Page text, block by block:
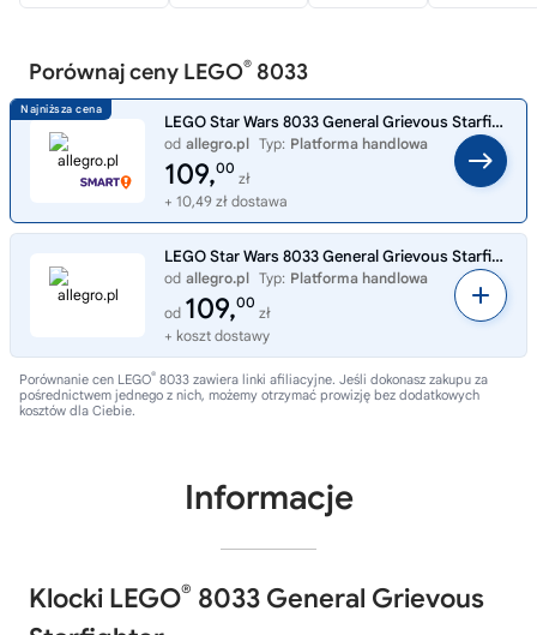
Porównaj ceny LEGO® 8033
LEGO Star Wars 8033 General Grievous Starfighter saszetka klocki statek
od allegro.pl Typ: Platforma handlowa
109,00
zł
+ 10,49 zł dostawa
LEGO Star Wars 8033 General Grievous Starfighter saszetka klocki statek
od allegro.pl Typ: Platforma handlowa
od 109,00
zł
+ koszt dostawy
Porównanie cen LEGO® 8033 zawiera linki afiliacyjne. Jeśli dokonasz zakupu za
pośrednictwem jednego z nich, możemy otrzymać prowizję bez dodatkowych
kosztów dla Ciebie.
Informacje
Klocki LEGO® 8033 General Grievous